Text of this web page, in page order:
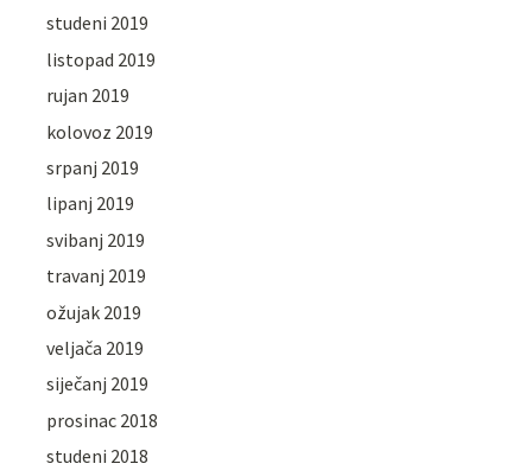
studeni 2019
listopad 2019
rujan 2019
kolovoz 2019
srpanj 2019
lipanj 2019
svibanj 2019
travanj 2019
ožujak 2019
veljača 2019
siječanj 2019
prosinac 2018
studeni 2018